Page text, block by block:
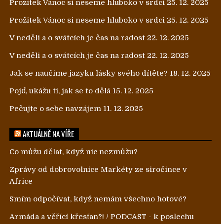
Prožitek Vánoc si neseme hluboko v srdci 25. 12. 2025
Prožitek Vánoc si neseme hluboko v srdci 25. 12. 2025
V neděli a o svátcích je čas na radost 22. 12. 2025
V neděli a o svátcích je čas na radost 22. 12. 2025
Jak se naučíme jazyku lásky svého dítěte? 18. 12. 2025
Pojď, ukážu ti, jak se to dělá 15. 12. 2025
Pečujte o sebe navzájem 11. 12. 2025
AKTUÁLNĚ NA VÍŘE
Co můžu dělat, když nic nezmůžu?
Zprávy od dobrovolnice Markéty ze siročince v
Africe
Smím odpočívat, když nemám všechno hotové?
Armáda a věřící křesťan?! / PODCAST - k poslechu